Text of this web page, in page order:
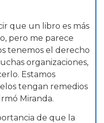
que un libro es más
pero me parece
tenemos el derecho
organizaciones,
Estamos
tengan remedios
Miranda.
de que la